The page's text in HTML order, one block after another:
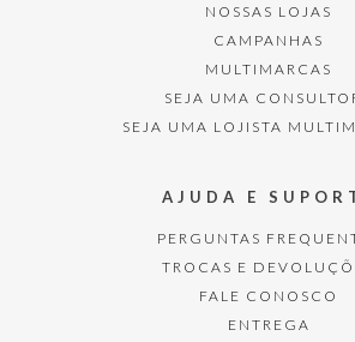
NOSSAS LOJAS
CAMPANHAS
MULTIMARCAS
SEJA UMA
SEJA UMA LOJISTA
AJUDA E
PERGUNTAS
TROCAS E
FALE CONOSCO
ENTREGA